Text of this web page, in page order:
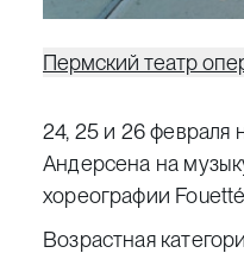
Пермский театр
24, 25 и 26 февраля
Андерсена на
хореографии Fouetté
Возрастная